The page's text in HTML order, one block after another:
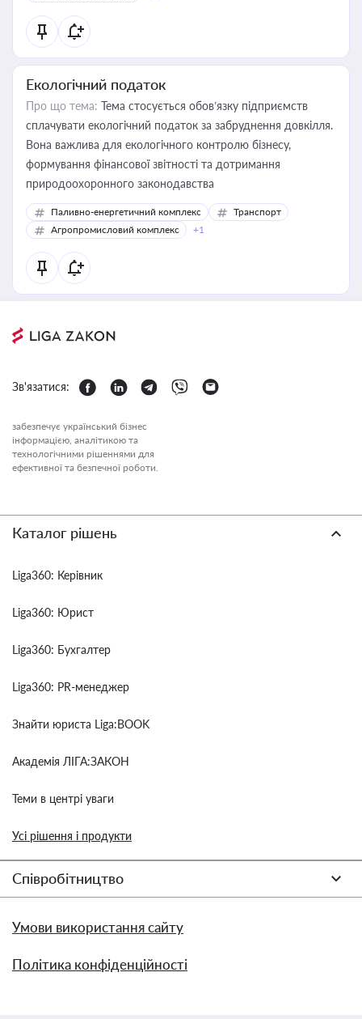
Екологічний податок
Про що тема: Тема стосується обов’язку підприємств
сплачувати екологічний податок за забруднення довкілля.
Вона важлива для екологічного контролю бізнесу,
формування фінансової звітності та дотримання
природоохоронного законодавства
Паливно-енергетичний комплекс
Транспорт
Агропромисловий комплекс
+1
Зв'язатися:
забезпечує український бізнес
інформацією, аналітикою та
технологічними рішеннями для
ефективної та безпечної роботи.
Каталог рішень
Liga360: Керівник
Liga360: Юрист
Liga360: Бухгалтер
Liga360: PR-менеджер
Знайти юриста Liga:BOOK
Академія ЛІГА:ЗАКОН
Теми в центрі уваги
Усі рішення і продукти
Співробітництво
Умови використання сайту
Політика конфіденційності